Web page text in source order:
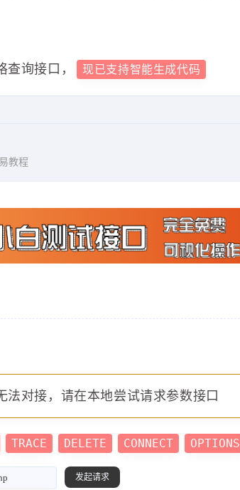
询接口， 现已支持智能生成代码
教程
对接，请在本地尝试请求参数接口
TRACE DELETE CONNECT OPTIONS